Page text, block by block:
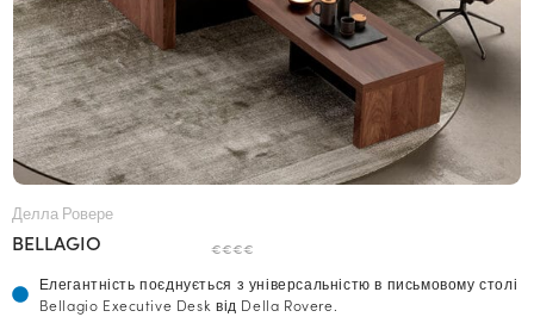
Делла Ровере
BELLAGIO €€€€
Елегантність поєднується з універсальністю в письмовому столі
Bellagio Executive Desk від Della Rovere.